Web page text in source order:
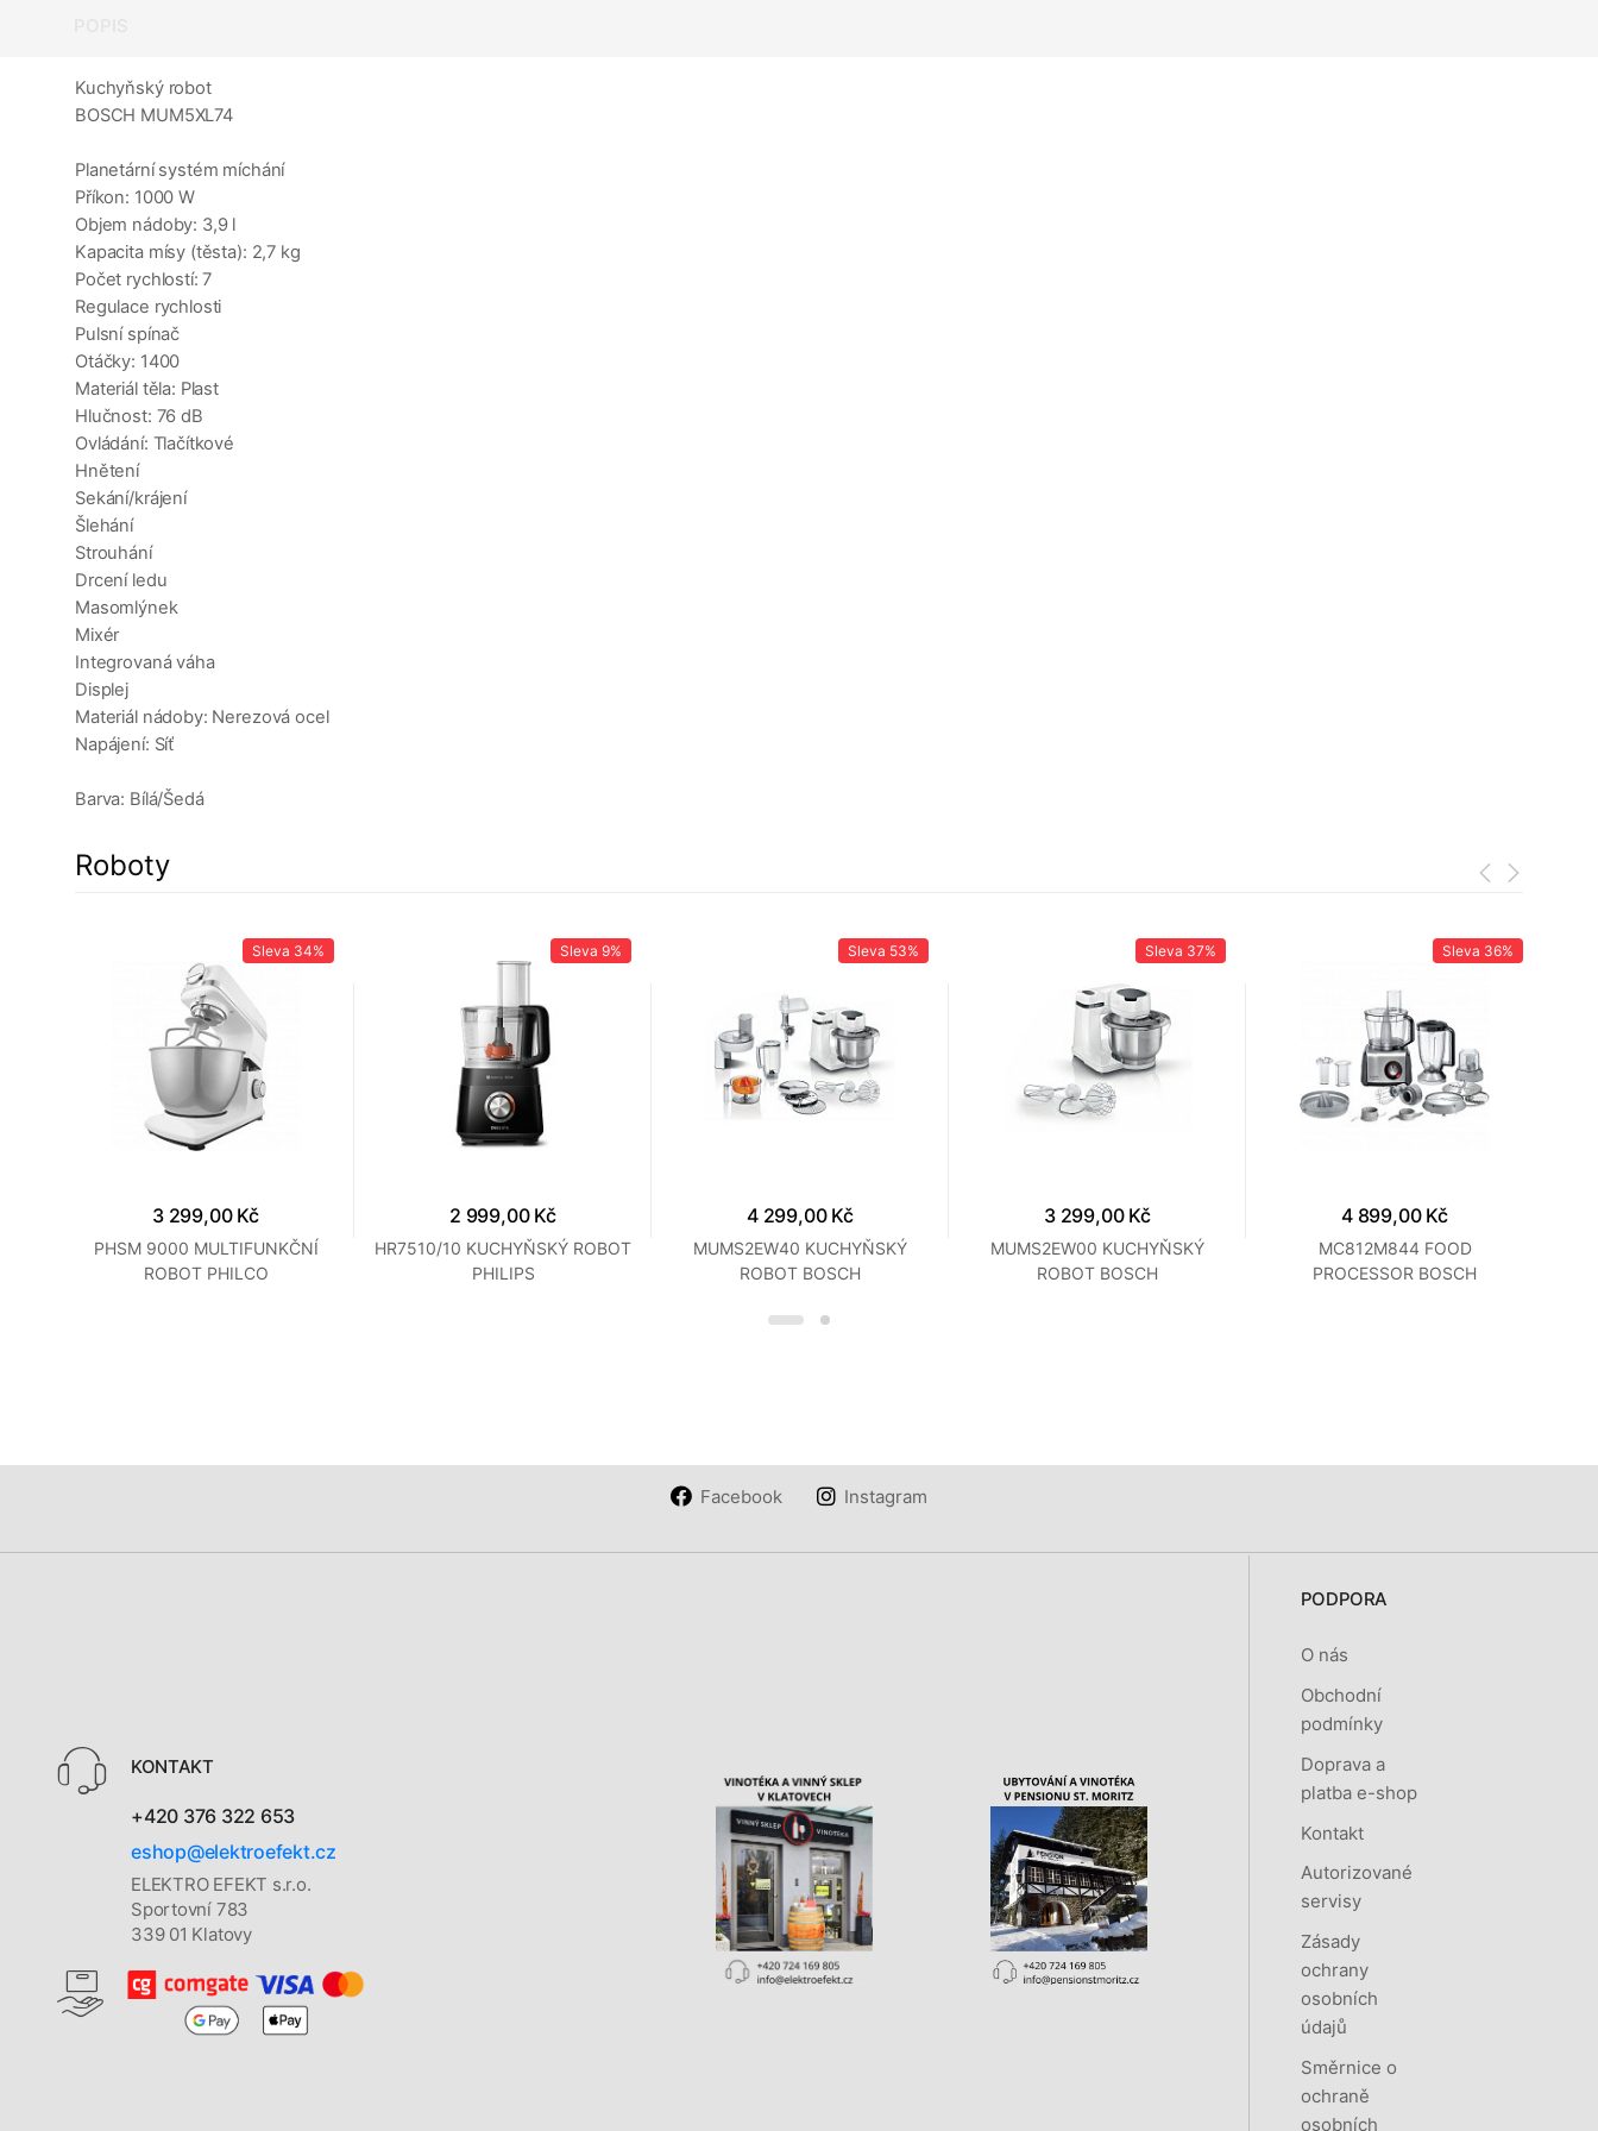
Kuchyňský robot
BOSCH MUM5XL74
Planetární systém míchání
Příkon: 1000 W
Objem nádoby: 3,9 l
Kapacita mísy (těsta): 2,7 kg
Počet rychlostí: 7
Regulace rychlosti
Pulsní spínač
Otáčky: 1400
Materiál těla: Plast
Hlučnost: 76 dB
Ovládání: Tlačítkové
Hnětení
Sekání/krájení
Šlehání
Strouhání
Drcení ledu
Masomlýnek
Mixér
Integrovaná váha
Displej
Materiál nádoby: Nerezová ocel
Napájení: Síť
Barva: Bílá/Šedá
Roboty
Sleva 34%
3 299,00 Kč
PHSM 9000 MULTIFUNKČNÍ
ROBOT PHILCO
Sleva 9%
2 999,00 Kč
HR7510/10 KUCHYŇSKÝ ROBOT
PHILIPS
Sleva 53%
4 299,00 Kč
MUMS2EW40 KUCHYŇSKÝ
ROBOT BOSCH
Sleva 37%
3 299,00 Kč
MUMS2EW00 KUCHYŇSKÝ
ROBOT BOSCH
Sleva 36%
4 899,00 Kč
MC812M844 FOOD
PROCESSOR BOSCH
Facebook Instagram
KONTAKT
+420 376 322 653
eshop@elektroefekt.cz
ELEKTRO EFEKT s.r.o.
Sportovní 783
339 01 Klatovy
PODPORA
O nás
Obchodní
podmínky
Doprava a
platba e-shop
Kontakt
Autorizované
servisy
Zásady
ochrany
osobních
údajů
Směrnice o
ochraně
osobních